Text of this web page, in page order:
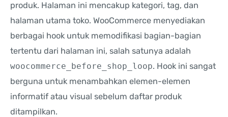
produk. Halaman ini mencakup kategori, tag, dan
halaman utama toko. WooCommerce menyediakan
berbagai hook untuk memodifikasi bagian-bagian
tertentu dari halaman ini, salah satunya adalah
woocommerce_before_shop_loop. Hook ini sangat
berguna untuk menambahkan elemen-elemen
informatif atau visual sebelum daftar produk
ditampilkan.